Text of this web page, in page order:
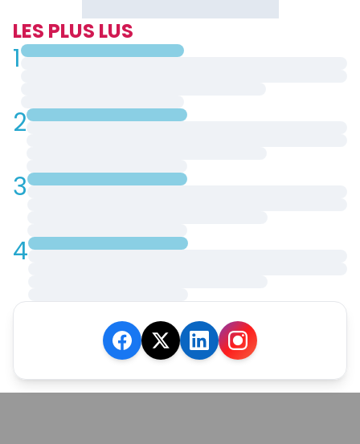
LES PLUS LUS
1
2
3
4